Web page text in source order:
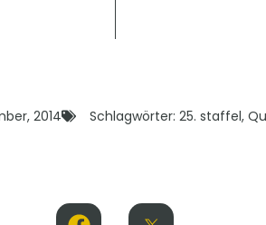
2014 Schlagwörter: 25. staffel,